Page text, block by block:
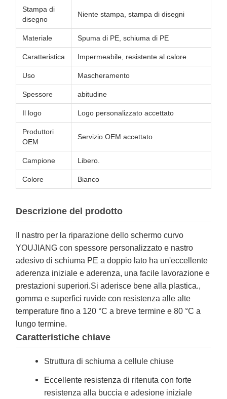
Stampa di
disegno
Niente stampa, stampa di disegni
Materiale Spuma di PE, schiuma di PE
Caratteristica Impermeabile, resistente al calore
Uso Mascheramento
Spessore abitudine
Il logo Logo personalizzato accettato
Produttori
OEM
Servizio OEM accettato
Campione Libero.
Colore Bianco
Descrizione del prodotto
Il nastro per la riparazione dello schermo curvo
YOUJIANG con spessore personalizzato e nastro
adesivo di schiuma PE a doppio lato ha un'eccellente
aderenza iniziale e aderenza, una facile lavorazione e
prestazioni superiori.Si aderisce bene alla plastica.,
gomma e superfici ruvide con resistenza alle alte
temperature fino a 120 °C a breve termine e 80 °C a
lungo termine.
Caratteristiche chiave
Struttura di schiuma a cellule chiuse
Eccellente resistenza di ritenuta con forte
resistenza alla buccia e adesione iniziale